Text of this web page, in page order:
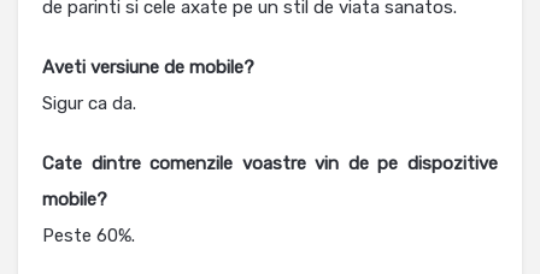
de parinti si cele axate pe un stil de viata sanatos.
Aveti versiune de mobile?
Sigur ca da.
Cate dintre comenzile voastre vin de pe dispozitive
mobile?
Peste 60%.